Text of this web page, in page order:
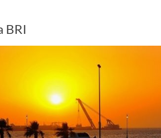
BRI